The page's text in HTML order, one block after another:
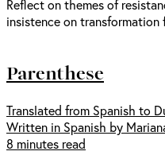
Reflect on themes of
insistence on
Parenthese
Translated from Spanish to
Written in Spanish by
8 minutes read